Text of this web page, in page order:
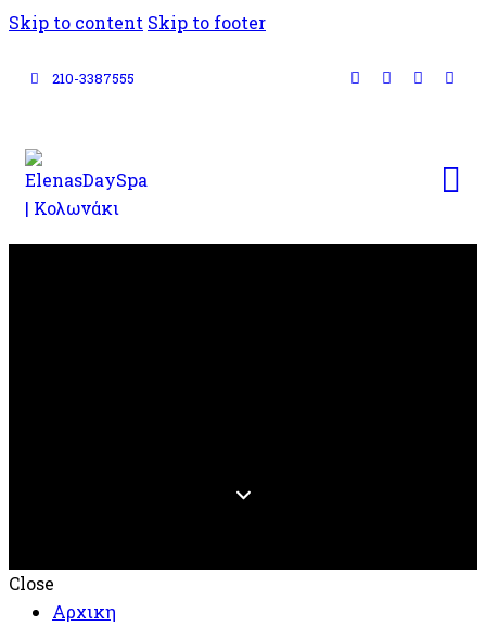
Skip to content Skip to footer
210-3387555
Close
Αρχικη